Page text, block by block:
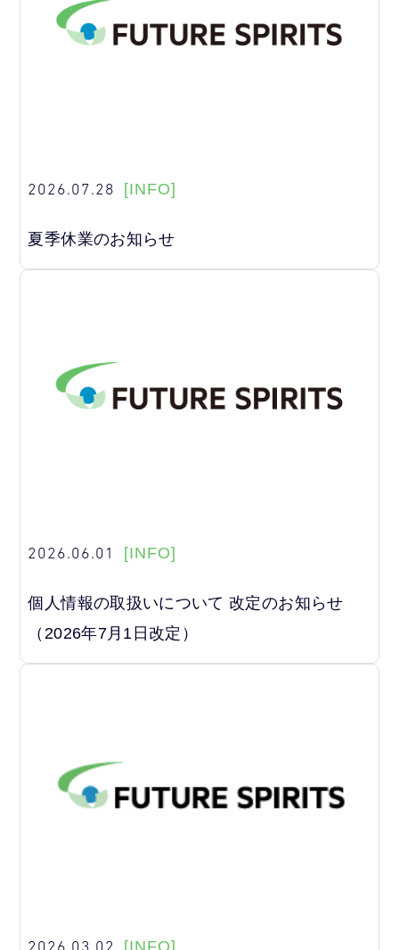
2026.07.28 [INFO]
夏季休業のお知らせ
2026.06.01 [INFO]
個人情報の取扱いについて 改定のお知らせ
（2026年7月1日改定）